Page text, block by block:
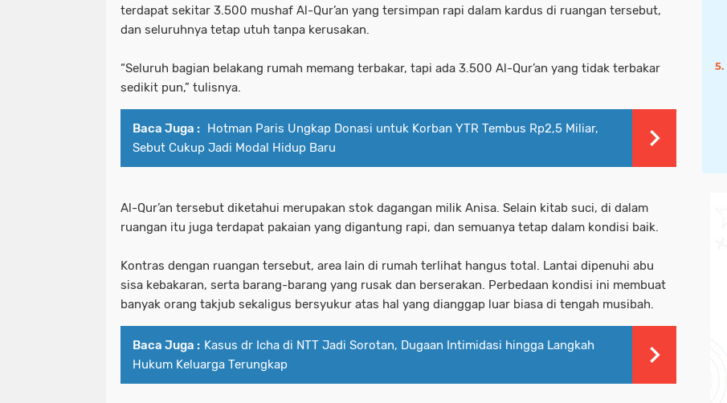
terdapat sekitar 3.500 mushaf Al-Qur’an yang tersimpan rapi dalam kardus di ruangan tersebut,
dan seluruhnya tetap utuh tanpa kerusakan.
“Seluruh bagian belakang rumah memang terbakar, tapi ada 3.500 Al-Qur’an yang tidak terbakar
sedikit pun,” tulisnya.
Baca Juga : Hotman Paris Ungkap Donasi untuk Korban YTR Tembus Rp2,5 Miliar,
Sebut Cukup Jadi Modal Hidup Baru
Al-Qur’an tersebut diketahui merupakan stok dagangan milik Anisa. Selain kitab suci, di dalam
ruangan itu juga terdapat pakaian yang digantung rapi, dan semuanya tetap dalam kondisi baik.
Kontras dengan ruangan tersebut, area lain di rumah terlihat hangus total. Lantai dipenuhi abu
sisa kebakaran, serta barang-barang yang rusak dan berserakan. Perbedaan kondisi ini membuat
banyak orang takjub sekaligus bersyukur atas hal yang dianggap luar biasa di tengah musibah.
Baca Juga : Kasus dr Icha di NTT Jadi Sorotan, Dugaan Intimidasi hingga Langkah
Hukum Keluarga Terungkap